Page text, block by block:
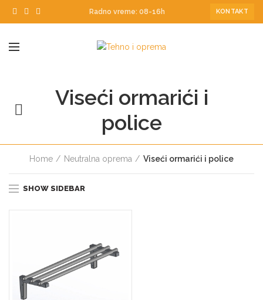
Radno vreme: 08-16h KONTAKT
Viseći ormarići i
police
Home Neutralna oprema Viseći ormarići i police
SHOW SIDEBAR